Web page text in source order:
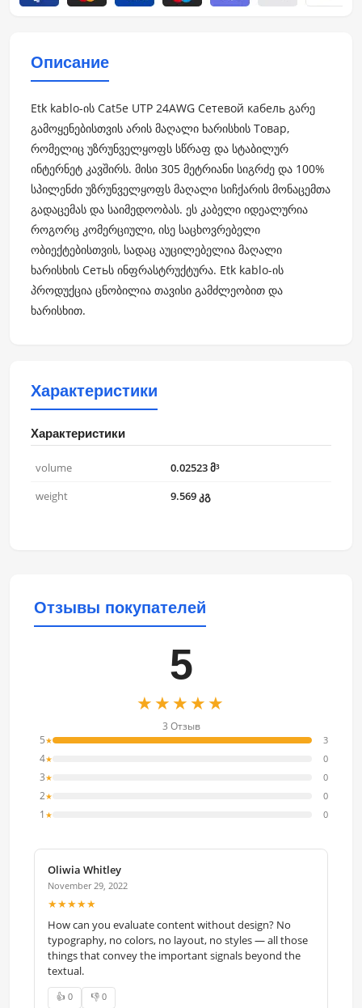
Описание
Etk kablo-ის Cat5e UTP 24AWG Сетевой кабель გარე
გამოყენებისთვის არის მაღალი ხარისხის Товар,
რომელიც უზრუნველყოფს სწრაფ და სტაბილურ
ინტერნეტ კავშირს. მისი 305 მეტრიანი სიგრძე და 100%
სპილენძი უზრუნველყოფს მაღალი სიჩქარის მონაცემთა
გადაცემას და საიმედოობას. ეს კაბელი იდეალურია
როგორც კომერციული, ისე საცხოვრებელი
ობიექტებისთვის, სადაც აუცილებელია მაღალი
ხარისხის Сетьს ინფრასტრუქტურა. Etk kablo-ის
პროდუქცია ცნობილია თავისი გამძლეობით და
ხარისხით.
Характеристики
Характеристики
volume
0.02523 მ³
weight
9.569 კგ
Отзывы покупателей
5
★★★★★
3 Отзыв
5★ 3
4★ 0
3★ 0
2★ 0
1 ★ 0
Oliwia Whitley
November 29, 2022
★★★★★
How can you evaluate content without design? No
typography, no colors, no layout, no styles — all those
things that convey the important signals beyond the
textual.
👍 0 👎 0